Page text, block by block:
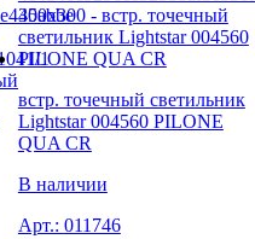
встр. точечный светильник
Lightstar 004560 PILONE
QUA CR
В наличии
Арт.: 011746